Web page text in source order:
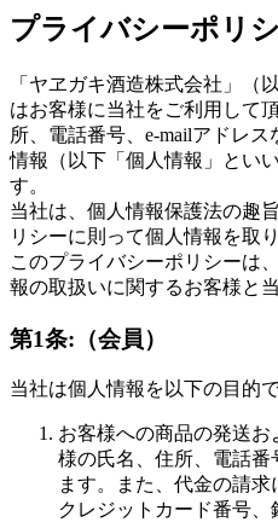
プライバシーポリ
「ヤヱガキ酒造株式会社」（
はお客様に当社をご利用して
所、電話番号、e-mailアドレ
情報（以下「個人情報」とい
す。
当社は、個人情報保護法の趣
リシーに則って個人情報を取
このプライバシーポリシーは
報の取扱いに関するお客様と
第1条:（会員）
当社は個人情報を以下の目的
お客様への商品の発送
様の氏名、住所、電話番
ます。また、代金の請
クレジットカード番号